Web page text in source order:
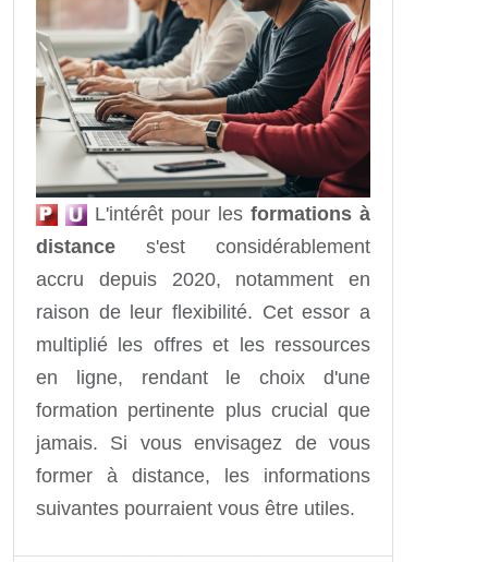
L'intérêt pour les formations à
distance s'est considérablement
accru depuis 2020, notamment en
raison de leur flexibilité. Cet essor a
multiplié les offres et les ressources
en ligne, rendant le choix d'une
formation pertinente plus crucial que
jamais. Si vous envisagez de vous
former à distance, les informations
suivantes pourraient vous être utiles.